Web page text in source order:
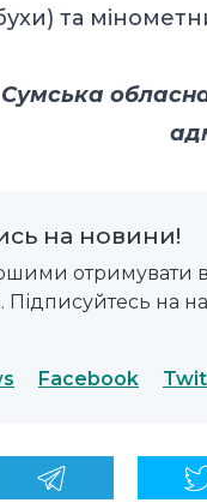
та
Сумська
на новини!
отримувати
Підписуйтесь на
Facebook